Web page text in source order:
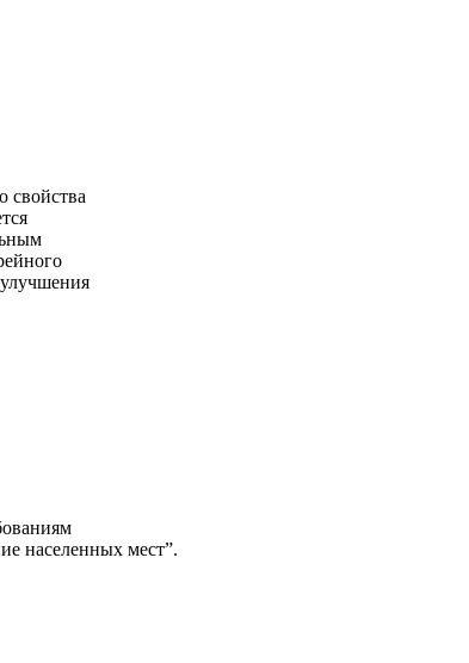
свойства
населенных мест”.